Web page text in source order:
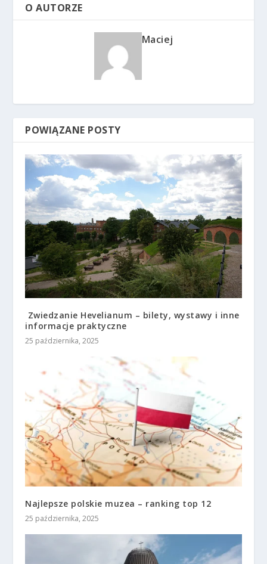
O AUTORZE
Maciej
POWIĄZANE POSTY
Zwiedzanie Hevelianum – bilety, wystawy i inne
informacje praktyczne
25 października, 2025
Najlepsze polskie muzea – ranking top 12
25 października, 2025